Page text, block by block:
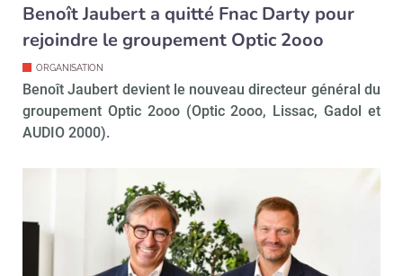
Benoît Jaubert a quitté Fnac Darty pour
rejoindre le groupement Optic 2ooo
ORGANISATION
Benoît Jaubert devient le nouveau directeur général du
groupement Optic 2ooo (Optic 2ooo, Lissac, Gadol et
AUDIO 2000).